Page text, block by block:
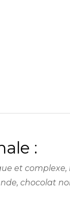
:
et complexe,
chocolat